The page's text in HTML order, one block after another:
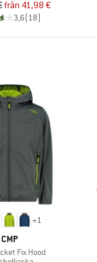
Pris
Reducerat pris
från 41,98 €
3,6(18)
+1
VARUMÄRKE
CMP
Fix Hood